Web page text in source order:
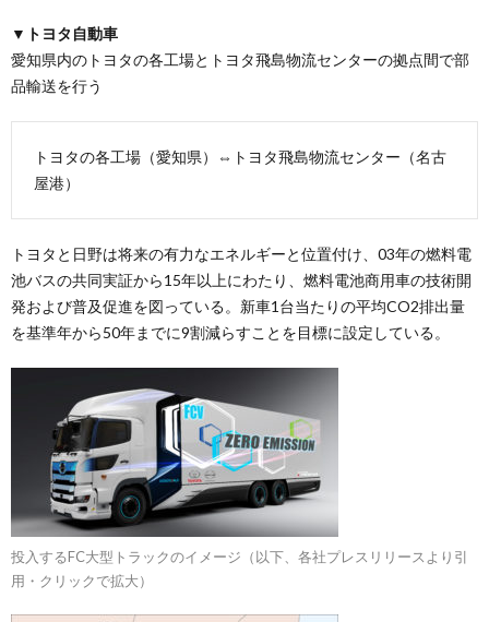
▼トヨタ自動車
愛知県内のトヨタの各工場とトヨタ飛島物流センターの拠点間で部
品輸送を行う
トヨタの各工場（愛知県）⇔トヨタ飛島物流センター（名古
屋港）
トヨタと日野は将来の有力なエネルギーと位置付け、03年の燃料電
池バスの共同実証から15年以上にわたり、燃料電池商用車の技術開
発および普及促進を図っている。新車1台当たりの平均CO2排出量
を基準年から50年までに9割減らすことを目標に設定している。
投入するFC大型トラックのイメージ（以下、各社プレスリリースより引
用・クリックで拡大）